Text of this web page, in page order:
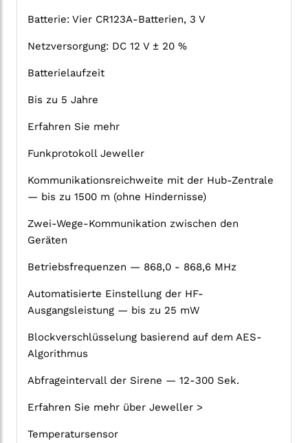
Batterie: Vier CR123A-Batterien, 3 V
Netzversorgung: DC 12 V ± 20 %
Batterielaufzeit
Bis zu 5 Jahre
Erfahren Sie mehr
Funkprotokoll Jeweller
Kommunikationsreichweite mit der Hub-Zentrale
— bis zu 1500 m (ohne Hindernisse)
Zwei-Wege-Kommunikation zwischen den
Geräten
Betriebsfrequenzen — 868,0 - 868,6 MHz
Automatisierte Einstellung der HF-
Ausgangsleistung — bis zu 25 mW
Blockverschlüsselung basierend auf dem AES-
Algorithmus
Abfrageintervall der Sirene — 12-300 Sek.
Erfahren Sie mehr über Jeweller >
Temperatursensor